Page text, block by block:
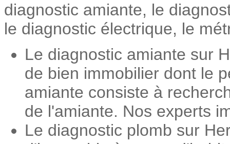
diagnostic amiante, le
le diagnostic électrique, le
Le diagnostic amiante sur
de bien immobilier dont le
amiante consiste à
de l'amiante. Nos experts
Le diagnostic plomb sur